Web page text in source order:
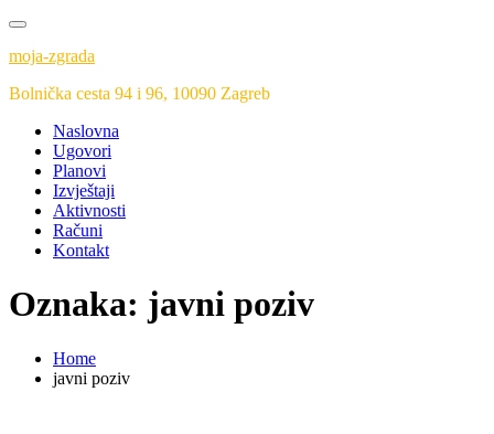
Skip
content
moja-zgrada
Bolnička cesta 94 i 96, 10090 Zagreb
Naslovna
Ugovori
Planovi
Izvještaji
Aktivnosti
Računi
Kontakt
Oznaka: javni poziv
Home
javni poziv